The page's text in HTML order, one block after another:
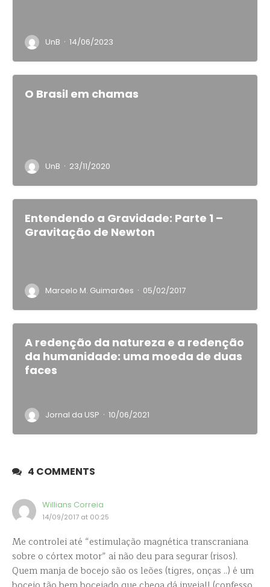
UnB · 14/06/2023
O Brasil em chamas
UnB · 23/11/2020
Entendendo a Gravidade: Parte 1 –
Gravitação de Newton
Marcelo M. Guimarães · 05/02/2017
A redenção da natureza e a redenção
da humanidade: uma moeda de duas
faces
Jornal da USP · 10/06/2021
4 COMMENTS
Willians Correia
14/09/2017 at 00:25
Me controlei até “estimulação magnética transcraniana
sobre o córtex motor” aí não deu para segurar (risos).
Quem manja de bocejo são os leões (tigres, onças ..) é um